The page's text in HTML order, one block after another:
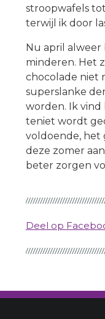
stroopwafels
terwijl ik door
Nu april alweer
minderen. Het
chocolade niet
superslanke
worden. Ik
teniet wordt
voldoende, het
deze zomer
beter zorgen
Deel op